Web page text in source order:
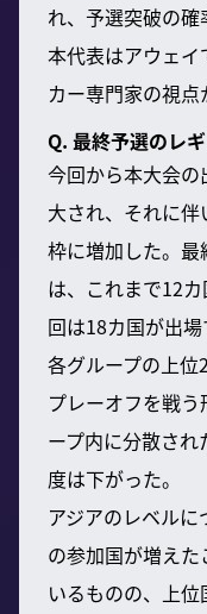
れ、予選突破の
本代表はアウェ
カー専門家の視点
Q. 最終予選のレ
今回から本大会
大され、それに
枠に増加した。
は、これまで12
回は18カ国が出場
各グループの上
プレーオフを戦
ープ内に分散さ
度は下がった。
アジアのレベル
の参加国が増え
いるものの、上